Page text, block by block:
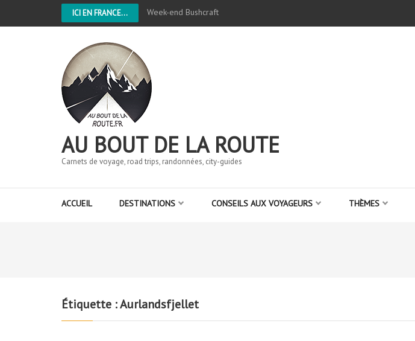
ICI EN FRANCE... Week-end Bushcraft
AU BOUT DE LA ROUTE
Carnets de voyage, road trips, randonnées, city-guides
ACCUEIL DESTINATIONS CONSEILS AUX VOYAGEURS THÈMES
Étiquette :Aurlandsfjellet